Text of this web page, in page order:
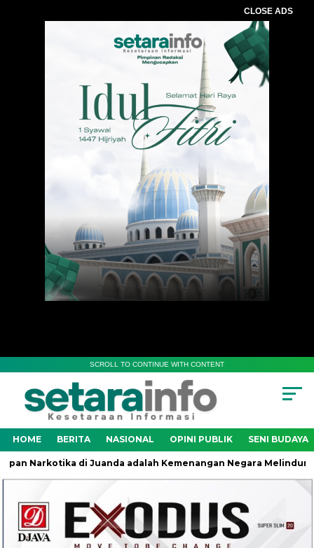
CLOSE ADS
SCROLL TO CONTINUE WITH CONTENT
HOME BERITA NASIONAL OPINI PUBLIK SENI BUDAYA
Narkotika di Juanda adalah Kemenangan Negara Melindungi